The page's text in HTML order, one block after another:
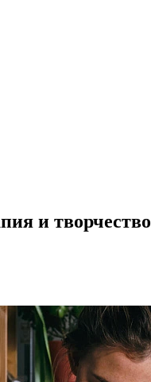
и творчество